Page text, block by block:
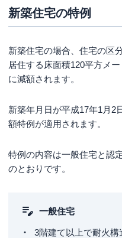
新築住宅の特例
新築住宅の場合、住宅の区
居住する床面積120平方メ
に減額されます。
新築年月日が平成17年1月2
額特例が適用されます。
特例の内容は一般住宅と認
のとおりです。
一般住宅
3階建て以上で耐火構